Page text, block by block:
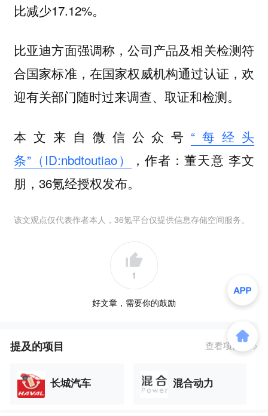
比减少17.12%。
比亚迪方面强调称，公司产品及相关检测符
合国家标准，在国家权威机构通过认证，欢
迎有关部门随时过来调查、取证和检测。
本文来自微信公众号 “每经头
条”（ID:nbdtoutiao）
，作者：董天意 李文
朋，36氪经授权发布。
该文观点仅代表作者本人，36氪平台仅提供信息存储空间服务。
1
好文章，需要你的鼓励
提及的项目 查看项目库
长城汽车 混合动力